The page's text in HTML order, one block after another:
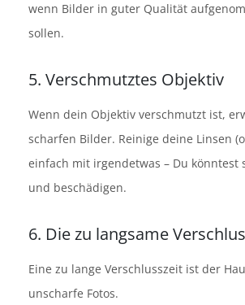
wenn Bilder in guter Qualität
sollen.
5. Verschmutztes Objektiv
Wenn dein Objektiv verschmutzt ist,
scharfen Bilder. Reinige deine Linsen
einfach mit irgendetwas – Du könntest
und beschädigen.
6. Die zu langsame
Eine zu lange Verschlusszeit ist der
unscharfe Fotos.